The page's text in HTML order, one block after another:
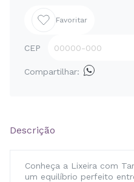
Favoritar
CEP
Compartilhar:
Descrição
Conheça a Lixeira com
um equilíbrio perfeito